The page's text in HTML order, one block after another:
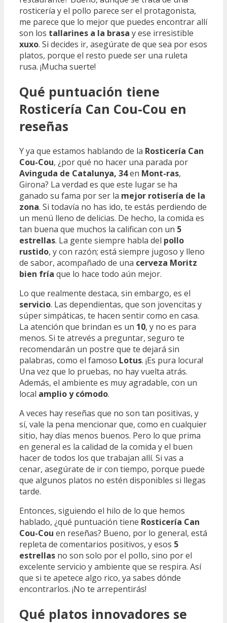
rosticería y el pollo parece ser el protagonista,
me parece que lo mejor que puedes encontrar allí
son los tallarines a la brasa y ese irresistible
xuxo. Si decides ir, asegúrate de que sea por esos
platos, porque el resto puede ser una ruleta
rusa. ¡Mucha suerte!
Qué puntuación tiene
Rosticería Can Cou-Cou en
reseñas
Y ya que estamos hablando de la Rosticería Can
Cou-Cou, ¿por qué no hacer una parada por
Avinguda de Catalunya, 34en Mont-ras,
Girona? La verdad es que este lugar se ha
ganado su fama por ser la mejor rotisería de la
zona. Si todavía no has ido, te estás perdiendo de
un menú lleno de delicias. De hecho, la comida es
tan buena que muchos la califican con un 5
estrellas. La gente siempre habla del pollo
rustido, y con razón; está siempre jugoso y lleno
de sabor, acompañado de una cerveza Moritz
bien fría que lo hace todo aún mejor.
Lo que realmente destaca, sin embargo, es el
servicio. Las dependientas, que son jovencitas y
súper simpáticas, te hacen sentir como en casa.
La atención que brindan es un 10, y no es para
menos. Si te atrevés a preguntar, seguro te
recomendarán un postre que te dejará sin
palabras, como el famoso Lotus. ¡Es pura locura!
Una vez que lo pruebas, no hay vuelta atrás.
Además, el ambiente es muy agradable, con un
local amplio y cómodo.
A veces hay reseñas que no son tan positivas, y
sí, vale la pena mencionar que, como en cualquier
sitio, hay días menos buenos. Pero lo que prima
en general es la calidad de la comida y el buen
hacer de todos los que trabajan allí. Si vas a
cenar, asegúrate de ir con tiempo, porque puede
que algunos platos no estén disponibles si llegas
tarde.
Entonces, siguiendo el hilo de lo que hemos
hablado, ¿qué puntuación tiene Rosticería Can
Cou-Cou en reseñas? Bueno, por lo general, está
repleta de comentarios positivos, y esos 5
estrellas no son solo por el pollo, sino por el
excelente servicio y ambiente que se respira. Así
que si te apetece algo rico, ya sabes dónde
encontrarlos. ¡No te arrepentirás!
Qué platos innovadores se